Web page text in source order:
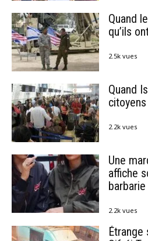
Quand
qu’ils
2.5k vues
Quand
citoyens
2.2k vues
Une
affiche
barbarie
2.2k vues
Étrange